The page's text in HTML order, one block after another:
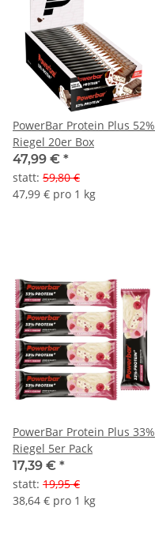
PowerBar Protein Plus 52%
Riegel 20er Box
47,99 € *
statt: 59,80 €
47,99 € pro 1 kg
PowerBar Protein Plus 33%
Riegel 5er Pack
17,39 € *
statt: 19,95 €
38,64 € pro 1 kg